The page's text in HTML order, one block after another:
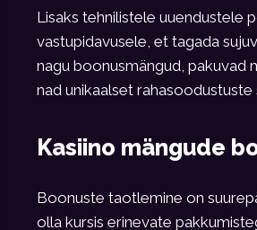
Lisaks tehnilistele uuendustele
vastupidavusele, et tagada
nagu boonusmängud, pakuvad
nad unikaalset
Kasiino mängude
Boonuste taotlemine on
olla kursis erinevate